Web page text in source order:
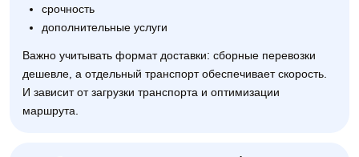
срочность
дополнительные услуги
Важно учитывать формат доставки: сборные перевозки
дешевле, а отдельный транспорт обеспечивает скорость.
И зависит от загрузки транспорта и оптимизации
маршрута.